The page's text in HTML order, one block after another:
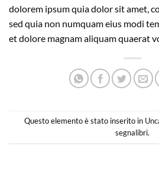
dolorem ipsum quia dolor sit amet,
sed quia non numquam eius modi
et dolore magnam aliquam quaerat
Questo elemento è stato inserito in
segnalibri.